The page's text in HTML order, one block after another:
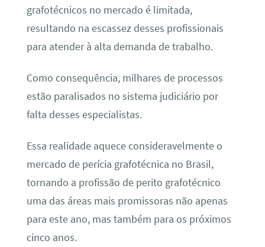
grafotécnicos no mercado é limitada,
resultando na escassez desses profissionais
para atender à alta demanda de trabalho.
Como consequência, milhares de processos
estão paralisados no sistema judiciário por
falta desses especialistas.
Essa realidade aquece consideravelmente o
mercado de perícia grafotécnica no Brasil,
tornando a profissão de perito grafotécnico
uma das áreas mais promissoras não apenas
para este ano, mas também para os próximos
cinco anos.